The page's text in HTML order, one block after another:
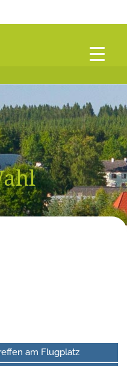
am Flugplatz